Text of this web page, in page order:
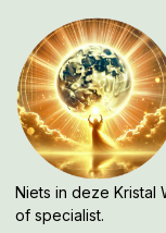
Niets in deze Kristal
of specialist.